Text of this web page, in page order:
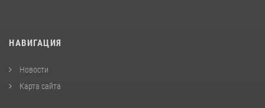
НАВИГАЦИЯ
Новости
Карта сайта